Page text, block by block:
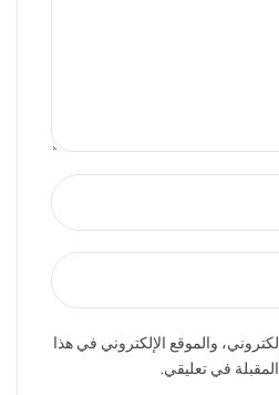
والموقع الإلكتروني في هذا
في تعليقي.